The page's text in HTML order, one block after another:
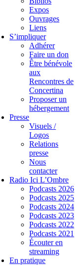
Expos
Ouvrages
Liens
S’impliquer
Adhérer
Faire un don
Être bénévole
aux
Rencontres de
Concertina
Proposer un
hébergement
Presse
Visuels /
Logos
Relations
presse
Nous
contacter
Radio Ici L’Ombre
Podcasts 2026
Podcasts 2025
Podcasts 2024
Podcasts 2023
Podcasts 2022
Podcasts 2021
Écouter en
streaming
En pratique